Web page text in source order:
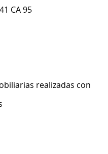
CA 95
realizadas con